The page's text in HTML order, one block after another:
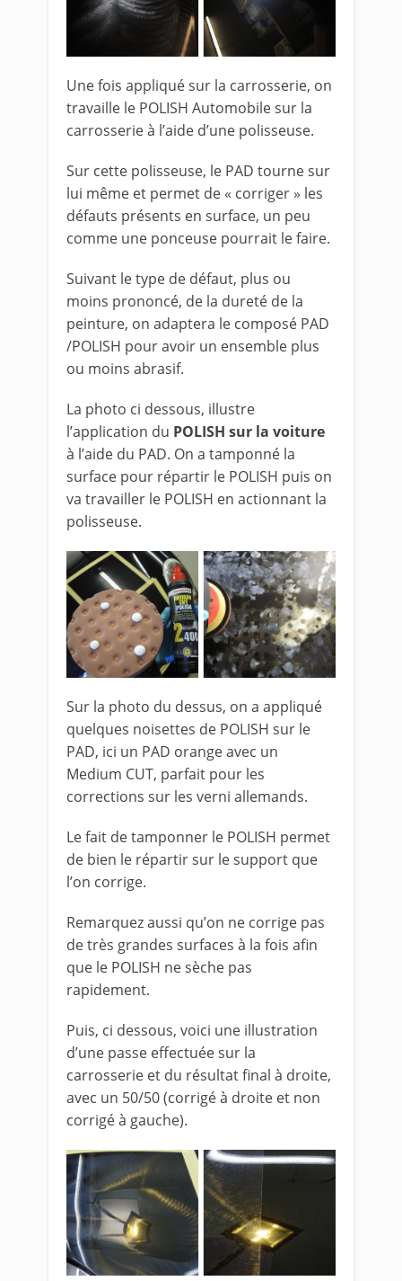
Une fois appliqué sur la carrosserie, on
travaille le POLISH Automobile sur la
carrosserie à l’aide d’une polisseuse.
Sur cette polisseuse, le PAD tourne sur
lui même et permet de « corriger » les
défauts présents en surface, un peu
comme une ponceuse pourrait le faire.
Suivant le type de défaut, plus ou
moins prononcé, de la dureté de la
peinture, on adaptera le composé PAD
/POLISH pour avoir un ensemble plus
ou moins abrasif.
La photo ci dessous, illustre
l’application du POLISH sur la voiture
à l’aide du PAD. On a tamponné la
surface pour répartir le POLISH puis on
va travailler le POLISH en actionnant la
polisseuse.
Sur la photo du dessus, on a appliqué
quelques noisettes de POLISH sur le
PAD, ici un PAD orange avec un
Medium CUT, parfait pour les
corrections sur les verni allemands.
Le fait de tamponner le POLISH permet
de bien le répartir sur le support que
l’on corrige.
Remarquez aussi qu’on ne corrige pas
de très grandes surfaces à la fois afin
que le POLISH ne sèche pas
rapidement.
Puis, ci dessous, voici une illustration
d’une passe effectuée sur la
carrosserie et du résultat final à droite,
avec un 50/50 (corrigé à droite et non
corrigé à gauche).